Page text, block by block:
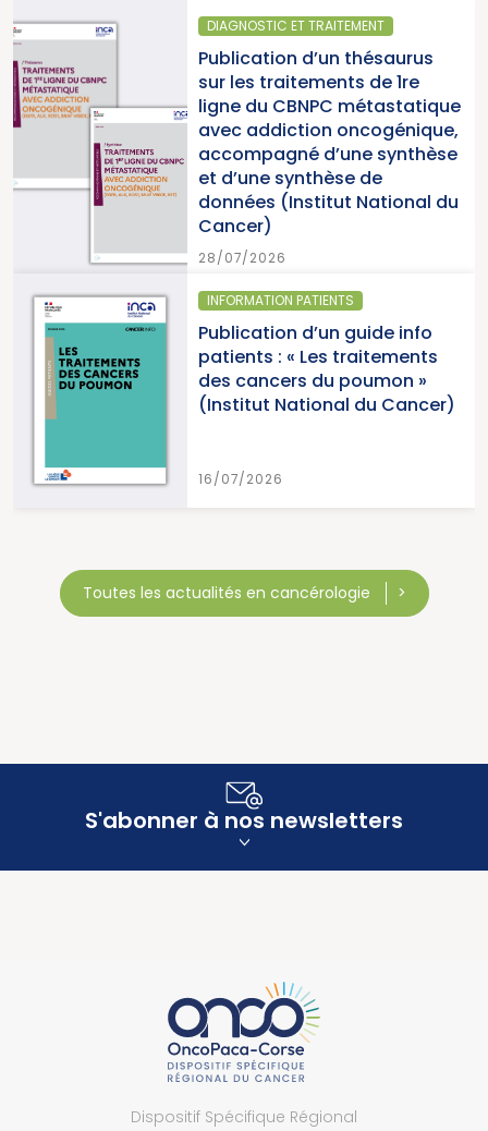
DIAGNOSTIC ET TRAITEMENT
Publication d’un thésaurus
sur les traitements de 1re
ligne du CBNPC métastatique
avec addiction oncogénique,
accompagné d’une synthèse
et d’une synthèse de
données (Institut National du
Cancer)
28/07/2026
INFORMATION PATIENTS
Publication d’un guide info
patients : « Les traitements
des cancers du poumon »
(Institut National du Cancer)
16/07/2026
Toutes les actualités en cancérologie
S'abonner à nos newsletters
Dispositif Spécifique Régional